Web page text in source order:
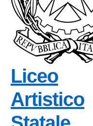
Liceo
Artistico